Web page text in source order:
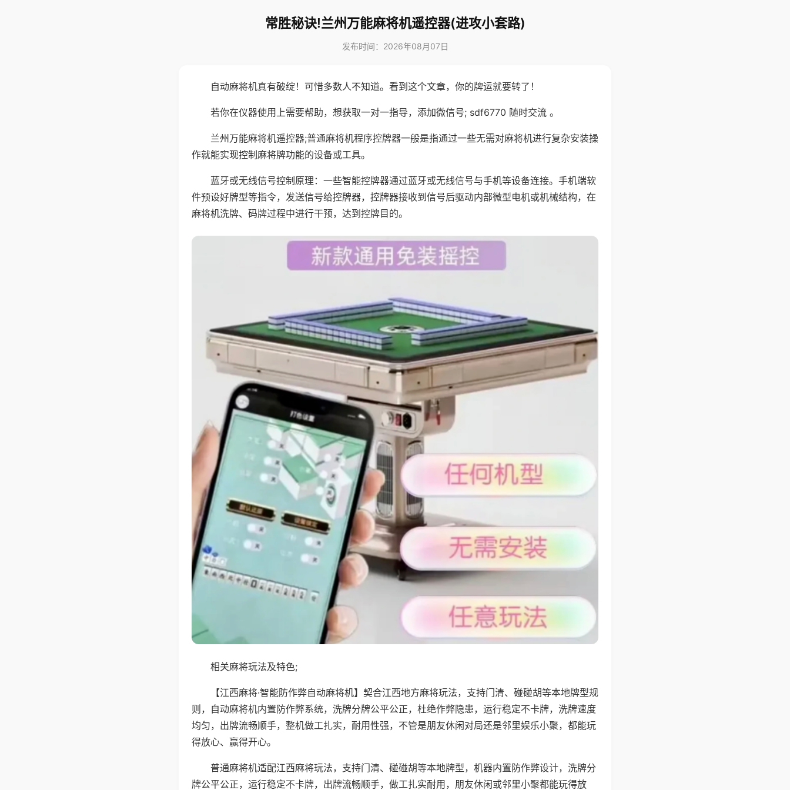
常胜秘诀!兰州万能麻将机遥控器(进攻小套路)
发布时间：2026年08月07日
自动麻将机真有破绽！可惜多数人不知道。看到这个文章，你的牌运就要转了！
若你在仪器使用上需要帮助，想获取一对一指导，添加微信号; sdf6770 随时交流 。
兰州万能麻将机遥控器;普通麻将机程序控牌器一般是指通过一些无需对麻将机进行复杂安装操
作就能实现控制麻将牌功能的设备或工具。
蓝牙或无线信号控制原理：一些智能控牌器通过蓝牙或无线信号与手机等设备连接。手机端软
件预设好牌型等指令，发送信号给控牌器，控牌器接收到信号后驱动内部微型电机或机械结构，在
麻将机洗牌、码牌过程中进行干预，达到控牌目的。
相关麻将玩法及特色;
【江西麻将·智能防作弊自动麻将机】契合江西地方麻将玩法，支持门清、碰碰胡等本地牌型规
则，自动麻将机内置防作弊系统，洗牌分牌公平公正，杜绝作弊隐患，运行稳定不卡牌，洗牌速度
均匀，出牌流畅顺手，整机做工扎实，耐用性强，不管是朋友休闲对局还是邻里娱乐小聚，都能玩
得放心、赢得开心。
普通麻将机适配江西麻将玩法，支持门清、碰碰胡等本地牌型，机器内置防作弊设计，洗牌分
牌公平公正，运行稳定不卡牌，出牌流畅顺手，做工扎实耐用，朋友休闲或邻里小聚都能玩得放